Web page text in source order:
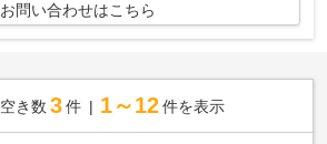
お問い合わせはこちら
空き数 3 件 1～12 件を表示